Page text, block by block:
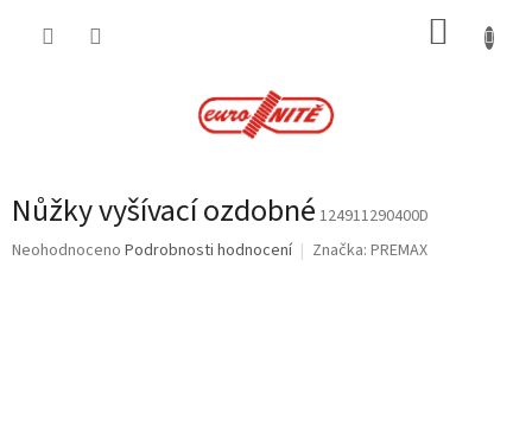
Nůžky vyšívací ozdobné 124911290400D
Průměrné
Neohodnoceno Podrobnosti hodnocení Značka: PREMAX